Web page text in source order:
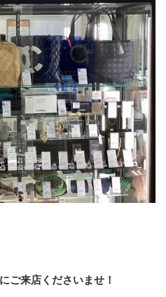
にご来店くださいませ！